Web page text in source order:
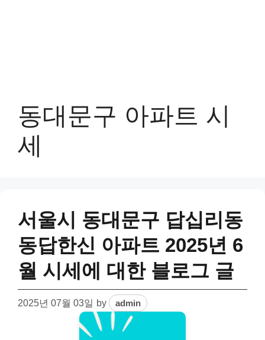
동대문구 아파트 시
세
서울시 동대문구 답십리동
동답한신 아파트 2025년 6
월 시세에 대한 블로그 글
2025년 07월 03일 by admin